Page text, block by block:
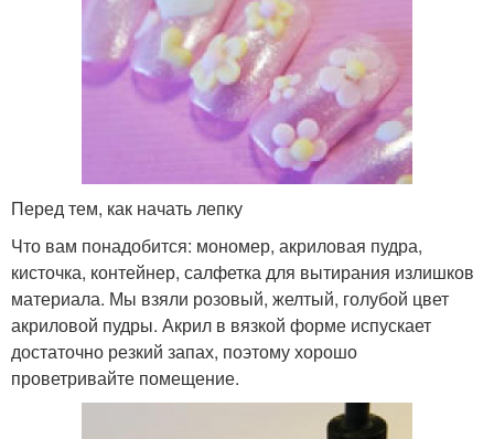
Перед тем, как начать лепку
Что вам понадобится: мономер, акриловая пудра,
кисточка, контейнер, салфетка для вытирания излишков
материала. Мы взяли розовый, желтый, голубой цвет
акриловой пудры. Акрил в вязкой форме испускает
достаточно резкий запах, поэтому хорошо
проветривайте помещение.